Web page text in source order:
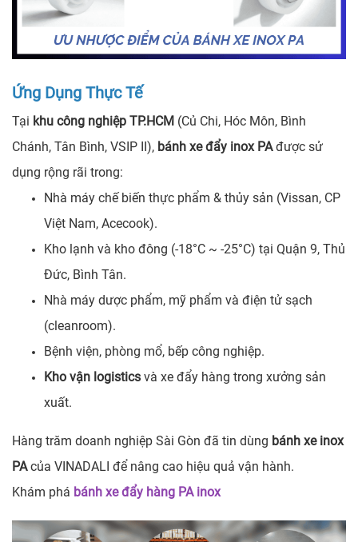
Ứng Dụng Thực Tế
Tại khu công nghiệp TP.HCM (Củ Chi, Hóc Môn, Bình
Chánh, Tân Bình, VSIP II), bánh xe đẩy inox PAđược sử
dụng rộng rãi trong:
Nhà máy chế biến thực phẩm & thủy sản (Vissan, CP
Việt Nam, Acecook).
Kho lạnh và kho đông (-18°C ~ -25°C) tại Quận 9, Thủ
Đức, Bình Tân.
Nhà máy dược phẩm, mỹ phẩm và điện tử sạch
(cleanroom).
Bệnh viện, phòng mổ, bếp công nghiệp.
Kho vận logistics và xe đẩy hàng trong xưởng sản
xuất.
Hàng trăm doanh nghiệp Sài Gòn đã tin dùng bánh xe inox
PAcủa VINADALI để nâng cao hiệu quả vận hành.
Khám phá bánh xe đẩy hàng PA inox